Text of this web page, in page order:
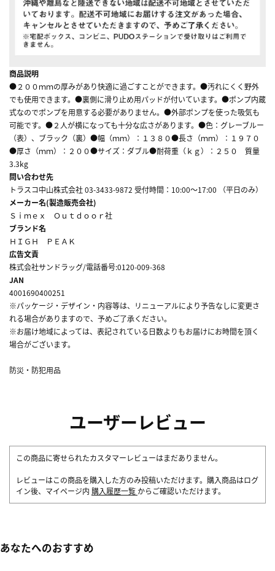
商品説明
●２００ｍｍの厚みがあり快適に過ごすことができます。●汚れにくく野外
でも使用できます。●裏側に滑り止め用パッドが付いています。●ポンプ内蔵
式なのでポンプを用意する必要がありません。●外部ポンプを使った吸気も
可能です。●２人が横になっても十分な広さがあります。●色：グレーブルー
（表）、ブラック（裏）●幅（ｍｍ）：１３８０●長さ（ｍｍ）：１９７０
●厚さ（ｍｍ）：２００●サイズ：ダブル●耐荷重（ｋｇ）：２５０ 質量
3.3kg
問い合わせ先
トラスコ中山株式会社 03-3433-9872 受付時間：10:00～17:00 （平日のみ）
メーカー名(製造販売会社)
Ｓｉｍｅｘ Ｏｕｔｄｏｏｒ社
ブランド名
ＨＩＧＨ ＰＥＡＫ
広告文責
株式会社サンドラッグ/電話番号:0120-009-368
JAN
4001690400251
※パッケージ・デザイン・内容等は、リニューアルにより予告なしに変更さ
れる場合がありますので、予めご了承ください。
※お届け地域によっては、表記されている日数よりもお届けにお時間を頂く
場合がございます。
防災・防犯用品
ユーザーレビュー
この商品に寄せられたカスタマーレビューはまだありません。
レビューはこの商品を購入した方のみ投稿いただけます。購入商品はログ
イン後、マイページ内 購入履歴一覧 からご確認いただけます。
あなたへのおすすめ